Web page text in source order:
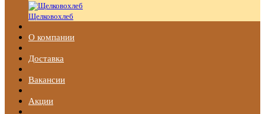
Щелковохлеб
О компании
Доставка
Вакансии
Акции